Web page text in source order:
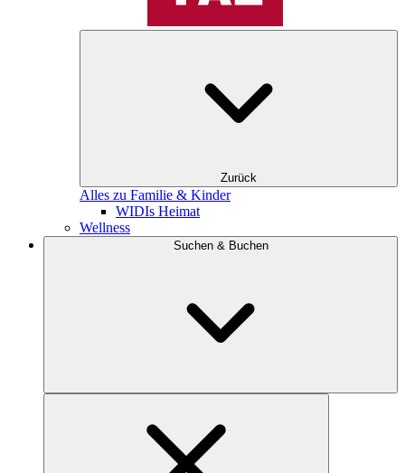
Zurück
Alles zu Familie & Kinder
WIDIs Heimat
Wellness
Suchen & Buchen